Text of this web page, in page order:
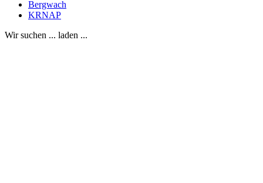
Bergwach
KRNAP
Wir suchen ... laden ...